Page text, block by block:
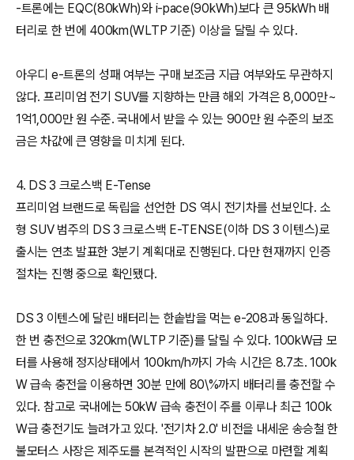
-트론에는 EQC(80kWh)와 i-pace(90kWh)보다 큰 95kWh 배
터리로 한 번에 400km(WLTP 기준) 이상을 달릴 수 있다.
아우디 e-트론의 성패 여부는 구매 보조금 지급 여부와도 무관하지
않다. 프리미엄 전기 SUV를 지향하는 만큼 해외 가격은 8,000만~
1억1,000만 원 수준. 국내에서 받을 수 있는 900만 원 수준의 보조
금은 차값에 큰 영향을 미치게 된다.
4. DS 3 크로스백 E-Tense
프리미엄 브랜드로 독립을 선언한 DS 역시 전기차를 선보인다. 소
형 SUV 범주의 DS 3 크로스백 E-TENSE(이하 DS 3 이텐스)로
출시는 연초 발표한 3분기 계획대로 진행된다. 다만 현재까지 인증
절차는 진행 중으로 확인됐다.
DS 3 이텐스에 달린 배터리는 한솥밥을 먹는 e-208과 동일하다.
한 번 충전으로 320km(WLTP 기준)를 달릴 수 있다. 100kW급 모
터를 사용해 정지상태에서 100km/h까지 가속 시간은 8.7초. 100k
W 급속 충전을 이용하면 30분 만에 80\%까지 배터리를 충전할 수
있다. 참고로 국내에는 50kW 급속 충전이 주를 이루나 최근 100k
W급 충전기도 늘려가고 있다. '전기차 2.0' 비전을 내세운 송승철 한
불모터스 사장은 제주도를 본격적인 시작의 발판으로 마련할 계획